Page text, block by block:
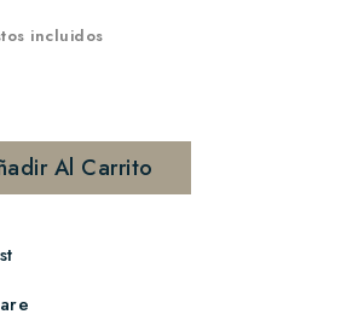
incluidos
Al Carrito